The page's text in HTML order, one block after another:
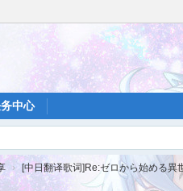
中心
› [中日翻译歌词]Re:ゼロから始める異